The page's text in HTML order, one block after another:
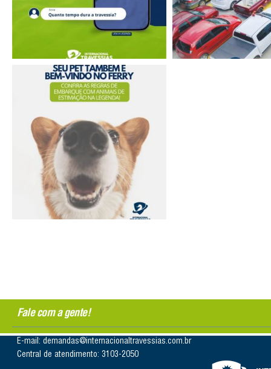
Fale com a gente!
E-mail: demandas@internacionaltravessias.com.br
Central de atendimento: 3103-2050